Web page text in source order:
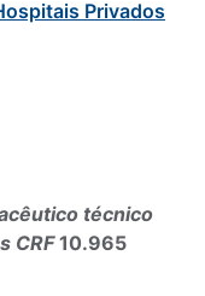
Privados
técnico
CRF10.965